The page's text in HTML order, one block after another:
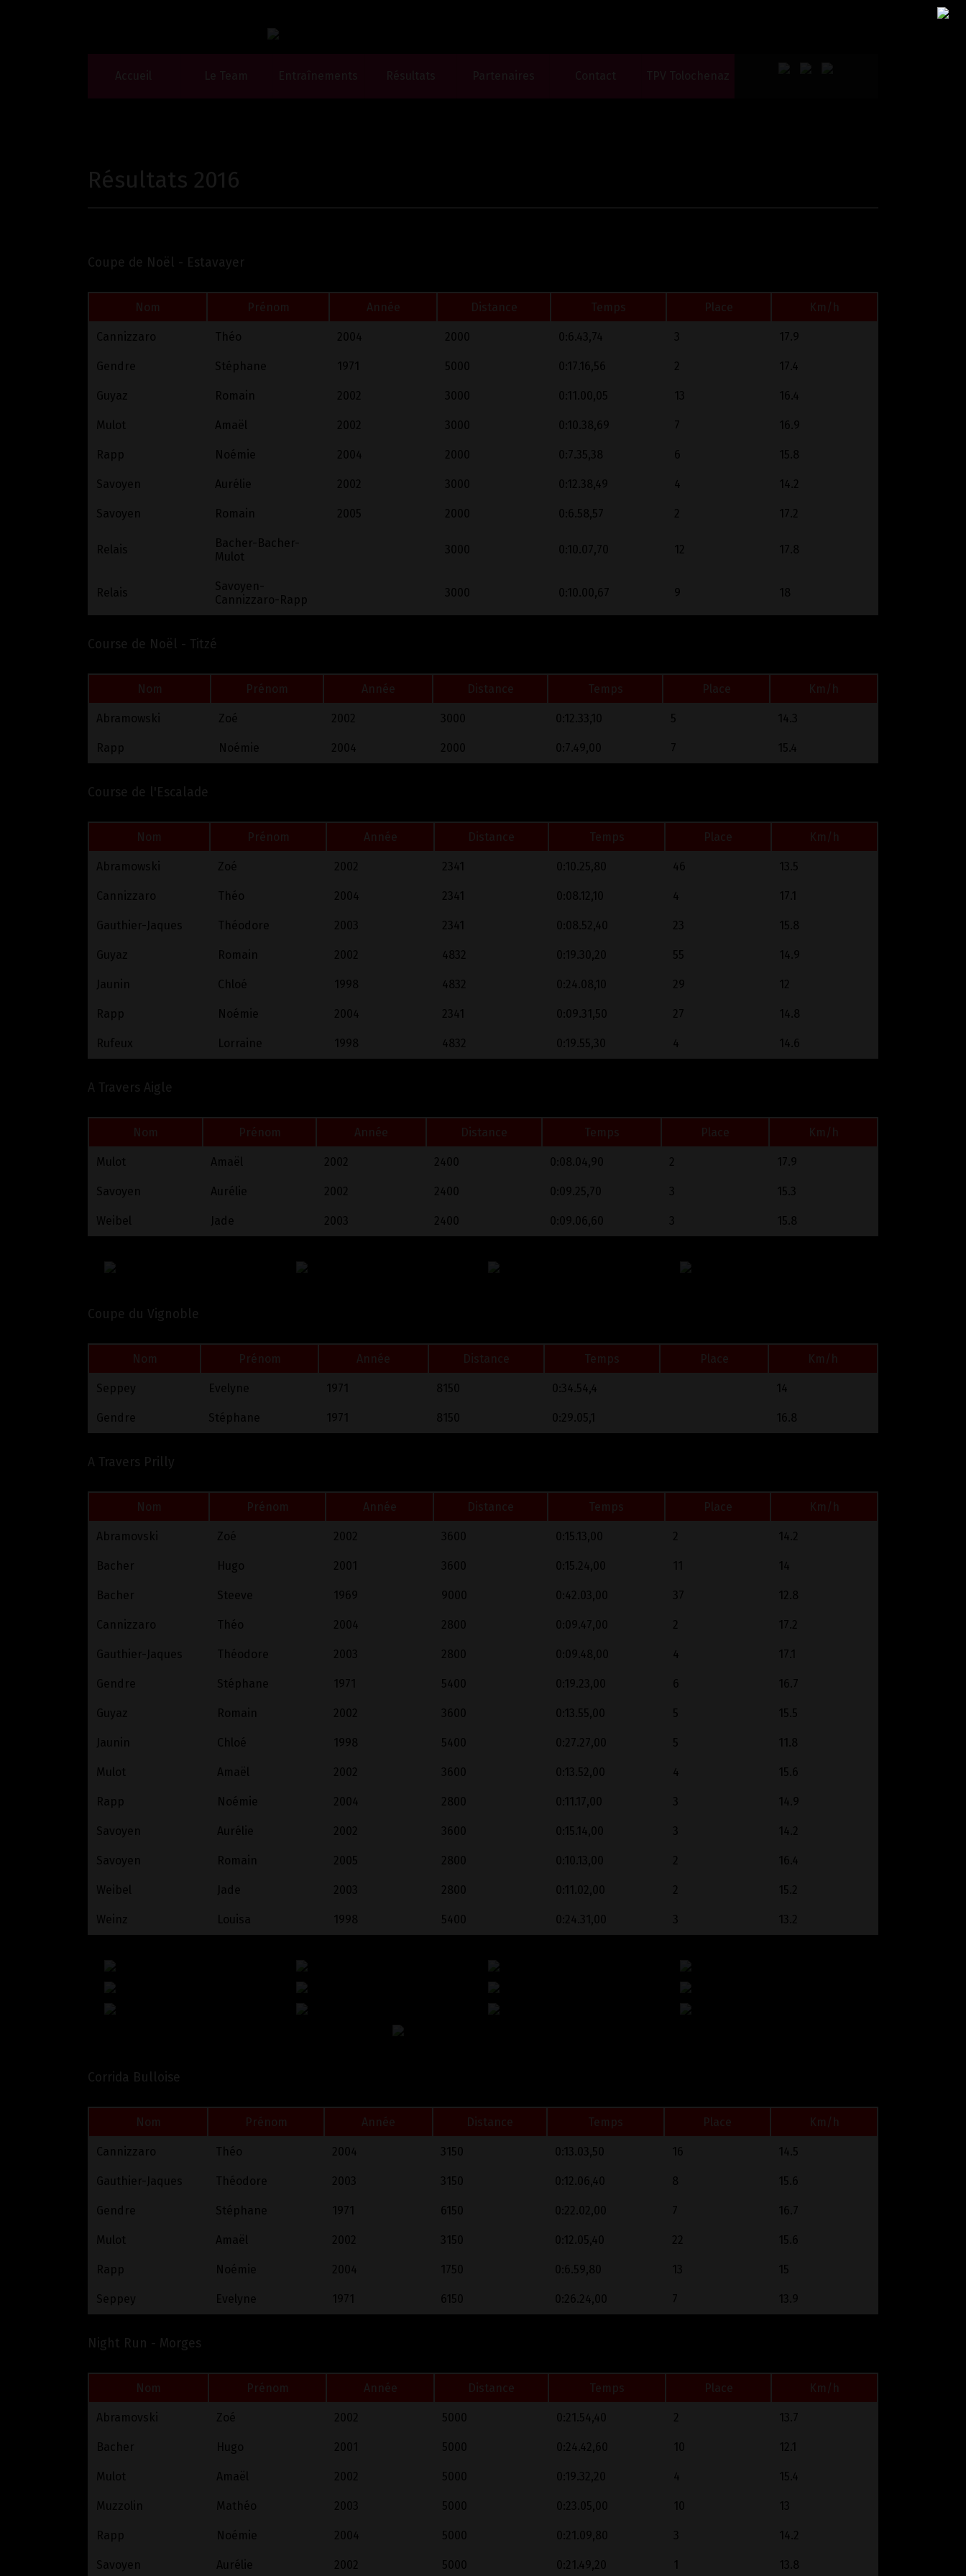
Résultats 2016
Coupe de Noël - Estavayer
Nom Prénom Année Distance Temps Place Km/h
Cannizzaro Théo 2004 2000 0:6.43,74 3 17.9
Gendre Stéphane 1971 5000 0:17.16,56 2 17.4
Guyaz Romain 2002 3000 0:11.00,05 13 16.4
Mulot Amaël 2002 3000 0:10.38,69 7 16.9
Rapp Noémie 2004 2000 0:7.35,38 6 15.8
Savoyen Aurélie 2002 3000 0:12.38,49 4 14.2
Savoyen Romain 2005 2000 0:6.58,57 2 17.2
Relais
Bacher-Bacher-
Mulot
3000 0:10.07,70 12 17.8
Relais
Savoyen-
Cannizzaro-Rapp
3000 0:10.00,67 9 18
Course de Noël - Titzé
Nom Prénom Année Distance Temps Place Km/h
Abramowski Zoé 2002 3000 0:12.33,10 5 14.3
Rapp Noémie 2004 2000 0:7.49,00 7 15.4
Course de l'Escalade
Nom Prénom Année Distance Temps Place Km/h
Abramowski Zoé 2002 2341 0:10.25,80 46 13.5
Cannizzaro Théo 2004 2341 0:08.12,10 4 17.1
Gauthier-Jaques Théodore 2003 2341 0:08.52,40 23 15.8
Guyaz Romain 2002 4832 0:19.30,20 55 14.9
Jaunin Chloé 1998 4832 0:24.08,10 29 12
Rapp Noémie 2004 2341 0:09.31,50 27 14.8
Ruffieux Lorraine 1998 4832 0:19.55,30 4 14.6
A Travers Aigle
Nom Prénom Année Distance Temps Place Km/h
Mulot Amaël 2002 2400 0:08.04,90 2 17.9
Savoyen Aurélie 2002 2400 0:09.25,70 3 15.3
Weibel Jade 2003 2400 0:09.06,60 3 15.8
Coupe du Vignoble
Nom Prénom Année Distance Temps Place Km/h
Seppey Evelyne 1971 8150 0:34.54,4 14
Gendre Stéphane 1971 8150 0:29.05,1 16.8
A Travers Prilly
Nom Prénom Année Distance Temps Place Km/h
Abramovski Zoé 2002 3600 0:15.13,00 2 14.2
Bacher Hugo 2001 3600 0:15.24,00 11 14
Bacher Steeve 1969 9000 0:42.03,00 37 12.8
Cannizzaro Théo 2004 2800 0:09.47,00 2 17.2
Gauthier-Jaques Théodore 2003 2800 0:09.48,00 4 17.1
Gendre Stéphane 1971 5400 0:19.23,00 6 16.7
Guyaz Romain 2002 3600 0:13.55,00 5 15.5
Jaunin Chloé 1998 5400 0:27.27,00 5 11.8
Mulot Amaël 2002 3600 0:13.52,00 4 15.6
Rapp Noémie 2004 2800 0:11.17,00 3 14.9
Savoyen Aurélie 2002 3600 0:15.14,00 3 14.2
Savoyen Romain 2005 2800 0:10.13,00 2 16.4
Weibel Jade 2003 2800 0:11.02,00 2 15.2
Weinz Louisa 1998 5400 0:24.31,00 3 13.2
Corrida Bulloise
Nom Prénom Année Distance Temps Place Km/h
Cannizzaro Théo 2004 3150 0:13.03,50 16 14.5
Gauthier-Jaques Théodore 2003 3150 0:12.06,40 8 15.6
Gendre Stéphane 1971 6150 0:22.02,00 7 16.7
Mulot Amaël 2002 3150 0:12.05,40 22 15.6
Rapp Noémie 2004 1750 0:6.59,80 13 15
Seppey Evelyne 1971 6150 0:26.24,00 7 13.9
Night Run - Morges
Nom Prénom Année Distance Temps Place Km/h
Abramovski Zoé 2002 5000 0:21.54,40 2 13.7
Bacher Hugo 2001 5000 0:24.42,60 10 12.1
Mulot Amaël 2002 5000 0:19.32,20 4 15.4
Muzzolin Mathéo 2003 5000 0:23.05,00 10 13
Rapp Noémie 2004 5000 0:21.09,80 3 14.2
Savoyen Aurélie 2002 5000 0:21.49,20 1 13.8